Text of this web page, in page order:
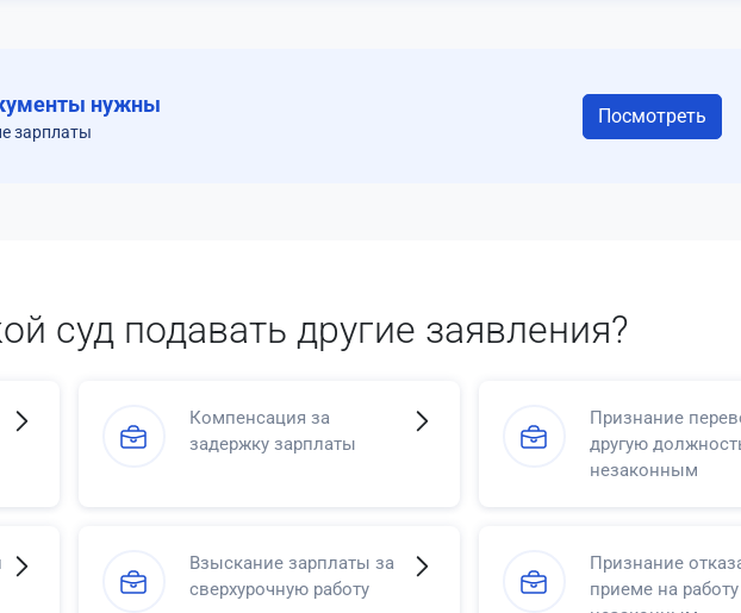
нужны
зарплаты
Посмотреть
суд подавать другие заявления?
Компенсация за
задержку зарплаты
Признание
другую
незаконным
Взыскание зарплаты за
сверхурочную работу
Признание
приеме на работу